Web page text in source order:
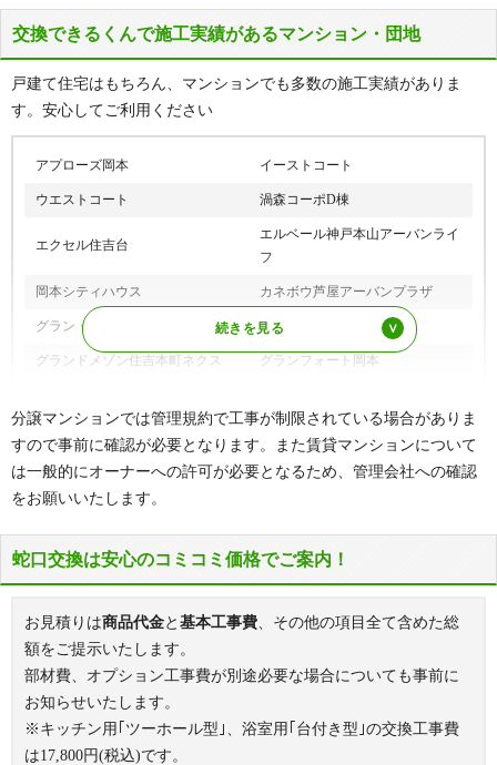
山町北畑、本山町田中、本山町田辺、本山町森、本山中
深江駅、青木駅、魚崎駅、住吉駅、御
影駅、石屋川駅
六甲アイランド線（六甲ラ
イナー）
ド北口駅、アイランドセンター駅、マ
交換できるくんで施工実績があるマンション・団地
戸建て住宅はもちろん、マンションでも多数の施工実績がありま
す。安心してご利用ください
アプローズ岡本 イーストコート
ウエストコート 渦森コーポD棟
エクセル住吉台
エルベール神戸本山アーバンライ
フ
岡本シティハウス カネボウ芦屋アーバンプラザ
グラン・フェルティ本山 グランディール甲南
グランドメゾン住吉本町ネクス グランフォート岡本
甲南山手パークホームズ・ヴェル
デ館
コスモ本山
ジオグランデ岡本 ステイツ芦屋西
住吉川リバーサイドフォーラム
ザ・レジデンス
セレッソコート甲南山手森北町
東急ドエルアルス御影鴨子ケ原 藤和ライブタウン本山
ハイネス東灘
分譲マンションでは管理規約で工事が制限されている場合がありま
すので事前に確認が必要となります。また賃貸マンションについて
は一般的にオーナーへの許可が必要となるため、管理会社への確認
をお願いいたします。
蛇口交換は安心のコミコミ価格でご案内！
お見積りは商品代金と 基本工事費 、その他の項目全て含めた総
額をご提示いたします。
部材費、オプション工事費が別途必要な場合についても事前に
お知らせいたします。
※キッチン用｢ツーホール型｣、浴室用｢台付き型｣の交換工事費
は17,800円(税込)です。